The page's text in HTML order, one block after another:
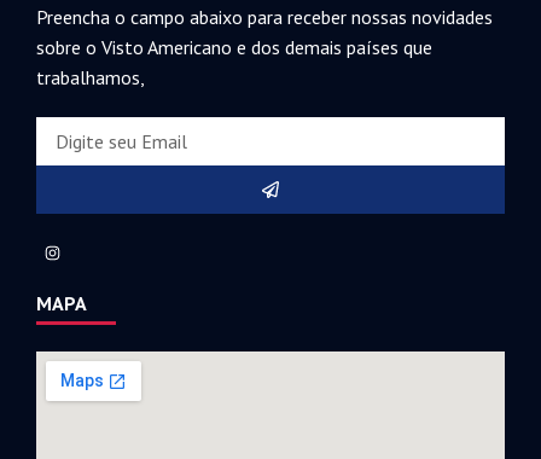
Preencha o campo abaixo para receber nossas novidades
sobre o Visto Americano e dos demais países que
trabalhamos,
MAPA